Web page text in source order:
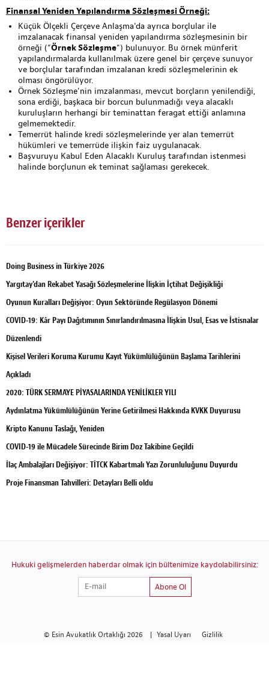
Finansal Yeniden Yapılandırma Sözleşmesi Örneği:
Küçük Ölçekli Çerçeve Anlaşma’da ayrıca borçlular ile
imzalanacak finansal yeniden yapılandırma sözleşmesinin bir
örneği (“Örnek Sözleşme“) bulunuyor. Bu örnek münferit
yapılandırmalarda kullanılmak üzere genel bir çerçeve sunuyor
ve borçlular tarafından imzalanan kredi sözleşmelerinin ek
olması öngörülüyor.
Örnek Sözleşme’nin imzalanması, mevcut borçların yenilendiği,
sona erdiği, başkaca bir borcun bulunmadığı veya alacaklı
kuruluşların herhangi bir teminattan feragat ettiği anlamına
gelmemektedir.
Temerrüt halinde kredi sözleşmelerinde yer alan temerrüt
hükümleri ve temerrüde ilişkin faiz uygulanacak.
Başvuruyu Kabul Eden Alacaklı Kuruluş tarafından istenmesi
halinde borçlunun ek teminat sağlaması gerekecek.
Benzer içerikler
Doing Business in Türkiye 2026
Yargıtay’dan Rekabet Yasağı Sözleşmelerine İlişkin İçtihat Değişikliği
Oyunun Kuralları Değişiyor: Oyun Sektöründe Regülasyon Dönemi
COVID-19: Kâr Payı Dağıtımının Sınırlandırılmasına İlişkin Usul, Esas ve İstisnalar
Düzenlendi
Kişisel Verileri Koruma Kurumu Kayıt Yükümlülüğünün Başlama Tarihlerini
Açıkladı
2020: TÜRK SERMAYE PİYASALARINDA YENİLİKLER YILI
Aydınlatma Yükümlülüğünün Yerine Getirilmesi Hakkında KVKK Duyurusu
Kripto Kanunu Taslağı, Yeniden
COVID-19 ile Mücadele Sürecinde Birim Doz Takibine Geçildi
İlaç Ambalajları Değişiyor: TİTCK Kabartmalı Yazı Zorunluluğunu Duyurdu
Proje Finansman Tahvilleri: Detayları Belli oldu
Hukuki gelişmelerden haberdar olmak için bültenimize kaydolabilirsiniz:
Abone Ol
© Esin Avukatlık Ortaklığı 2026 | Yasal Uyarı Gizlilik